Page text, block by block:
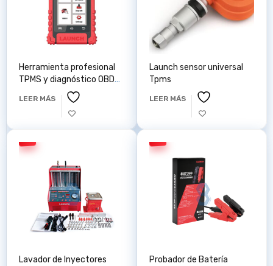
Herramienta profesional
TPMS y diagnóstico OBD
Launch CRT511SV2
LEER MÁS
Launch sensor universal
Tpms
LEER MÁS
Lavador de Inyectores
Probador de Batería